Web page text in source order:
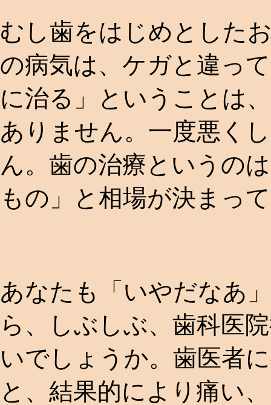
むし歯をはじめとした
の病気は、ケガと違っ
に治る」ということは
ありません。一度悪く
ん。歯の治療というの
もの」と相場が決まっ
あなたも「いやだなあ
ら、しぶしぶ、歯科医
いでしょうか。歯医者
と、結果的により痛い